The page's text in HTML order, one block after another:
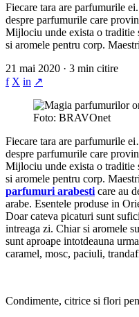
Fiecare tara are parfumurile
despre parfumurile care
Mijlociu unde exista o traditie
si aromele pentru corp.
21 mai 2020 · 3 min citire
f X in ↗
Foto: BRAVOnet
Fiecare tara are parfumurile
despre parfumurile care
Mijlociu unde exista o traditie
si aromele pentru corp.
parfumuri arabesti care au
arabe. Esentele produse in
Doar cateva picaturi sunt
intreaga zi. Chiar si aromele
sunt aproape intotdeauna
caramel, mosc, paciuli,
Condimente, citrice si flori